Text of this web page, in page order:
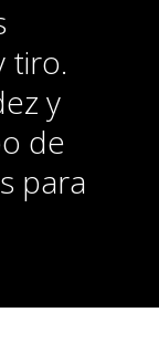
tiro.
y
de
para